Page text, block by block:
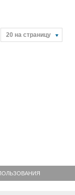
20 на страницу